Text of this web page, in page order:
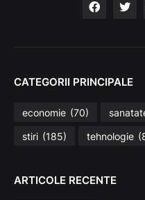
CATEGORII PRINCIPALE
economie (70)
stiri (185) tehnologie
ARTICOLE RECENTE